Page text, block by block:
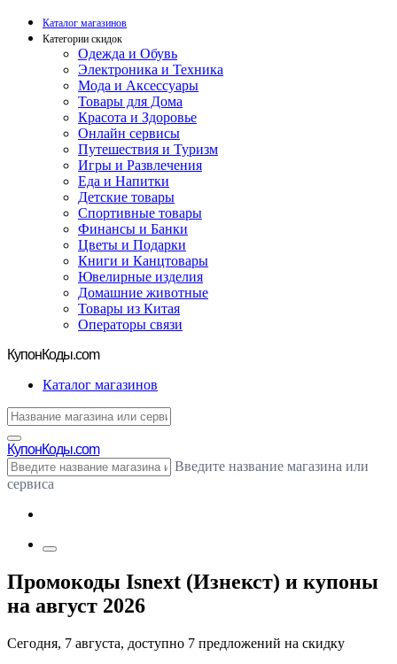
Каталог магазинов
Категории скидок
Одежда и Обувь
Электроника и Техника
Мода и Аксессуары
Товары для Дома
Красота и Здоровье
Онлайн сервисы
Путешествия и Туризм
Игры и Развлечения
Еда и Напитки
Детские товары
Спортивные товары
Финансы и Банки
Цветы и Подарки
Книги и Канцтовары
Ювелирные изделия
Домашние животные
Товары из Китая
Операторы связи
КупонКоды.com
Каталог магазинов
КупонКоды.com
Введите название магазина или
сервиса
Промокоды Isnext (Изнекст) и купоны
на август 2026
Сегодня, 7 августа, доступно 7 предложений на скидку